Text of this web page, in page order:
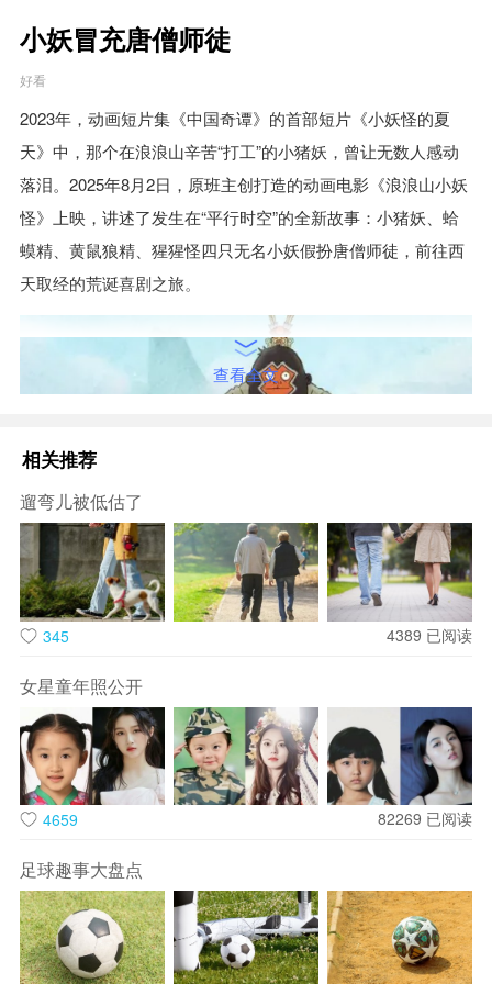
小妖冒充唐僧师徒
好看
2023年，动画短片集《中国奇谭》的首部短片《小妖怪的夏
天》中，那个在浪浪山辛苦“打工”的小猪妖，曾让无数人感动
落泪。2025年8月2日，原班主创打造的动画电影《浪浪山小妖
怪》上映，讲述了发生在“平行时空”的全新故事：小猪妖、蛤
蟆精、黄鼠狼精、猩猩怪四只无名小妖假扮唐僧师徒，前往西
天取经的荒诞喜剧之旅。
《浪浪山小妖怪》电影导演、编剧於水在接受央视采访时，回
答了关于人物设定的问题。他表示，《西游记》原著中，有妖
怪试图取代唐僧一行去取经的桥段，这也成为他创作的起点。
为什么没有给小妖起名字？於水表示曾经想给他们起名字，但
是怎么起都“不太对”，不如就没有名字，因为我们都是芸芸众
生。“我们就是想通过这四个人，把主要人群囊括进来，争取每
他表示，小妖怪可以是鲜活的，有自己的故事——它或许弱
小，但并非天生邪恶；它或许服从，但仍有自己的善恶判断。
浪浪山代表着困境，每个人都有自己的“浪浪山”，我们太多时
候被自己所束缚，被世俗观念所束缚……但其实你会发现，有
查看全文
相关推荐
遛弯儿被低估了
345 4389 已阅读
女星童年照公开
4659 82269 已阅读
足球趣事大盘点